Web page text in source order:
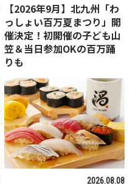
【2026年9月】北九州「わ
っしょい百万夏まつり」開
催決定！初開催の子ども山
笠＆当日参加OKの百万踊
りも
2026.08.08